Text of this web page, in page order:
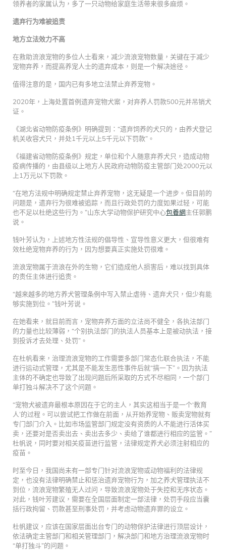
领养者的家属认为，多了一只动物给家庭生活带来很多麻烦。
遗弃行为难被追责
地方立法效力不高
在救助流浪宠物的多位人士看来，减少流浪宠物数量，关键在于减少
宠物弃养，而提高养宠人士的遗弃成本，则是一个解决途径。
值得注意的是，国内已有多地立法禁止弃养宠物。
2020年，上海处置首例遗弃宠物犬案，对弃养人罚款500元并吊销犬
证。
《湖北省动物防疫条例》明确提到：“遗弃饲养的犬只的，由养犬登记
机关收容犬只，并处1千元以上5千元以下罚款”。
《福建省动物防疫条例》规定，单位和个人随意弃养犬只，造成动物
疫病传播的，由县级以上地方人民政府动物防疫主管部门处2000元以
上1万元以下罚款。
“在地方法规中明确规定禁止弃养宠物，这无疑是一个进步。但目前的
问题是，遗弃行为很难被追踪，而且行政处罚的力度如果过轻，可能
也不足以杜绝这些行为。”山东大学动物保护研究中心包養網主任郭鹏
说。
钱叶芳认为，上述地方性法规的倡导性、宣导性意义更大，但很难有
效杜绝宠物弃养的行为，因为想要真正实施处罚很难。
流浪宠物属于流浪在外的生物，它们造成他人损害后，难以找到具体
的责任主体进行追责。
“越来越多的地方养犬管理条例中写入禁止虐待、遗弃犬只，但少有能
够实施到位。”钱叶芳说。
在她看来，就目前而言，宠物弃养方面的立法尚不健全，各执法部门
的力量也比较薄弱，“个别执法部门的执法人员基本上是被动执法，接
到投诉才去处理、处罚”。
在杜帆看来，治理流浪宠物的工作需要多部门常态化联合执法，不能
进行运动式管理，尤其是不能发生恶性事件后就“搞一下”。因为执法
主体的不确定也导致了出现问题后所采取的方式不尽相同，一个部门
单打独斗解决不了这个问题。
“宠物犬被遗弃最根本原因在于它的主人，其实这相当于是一个‘教育
人’的过程。可以尝试把工作做在前面，从开始养宠物、贩卖宠物就有
专门部门介入。比如市场监管部门规定没有资质的人不能进行活体买
卖，还要对是否卖出去、卖出去多少、卖给了谁都进行相应的监管。”
杜帆说，同时要对相关疫苗进行监管，法律规定养犬必须注射相应的
疫苗。
时至今日，我国尚未有一部专门针对流浪宠物或动物福利的法律规
定，也没有法律明确禁止和惩治遗弃宠物行为，加之养犬管理执法不
到位，流浪宠物繁殖无人过问，导致流浪宠物处于失控和无序状态。
对此，钱叶芳建议，需要在全国层面制定一部法律，处罚手段应当囊
括行政拘留、罚款甚至刑事处罚，并考虑动物遗弃罪的设立。
杜帆建议，应该在国家层面出台专门的动物保护法律进行顶层设计，
依法确定主管部门和相关管理部门，解决部门和地方治理流浪宠物时
“单打独斗”的问题。